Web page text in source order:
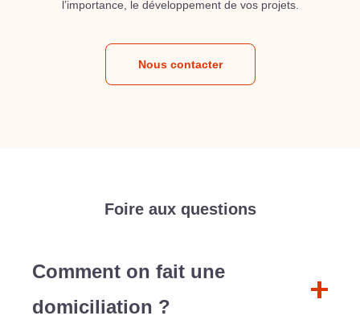
l’importance, le développement de vos projets.
Nous contacter
Foire aux questions
Comment on fait une
domiciliation ?